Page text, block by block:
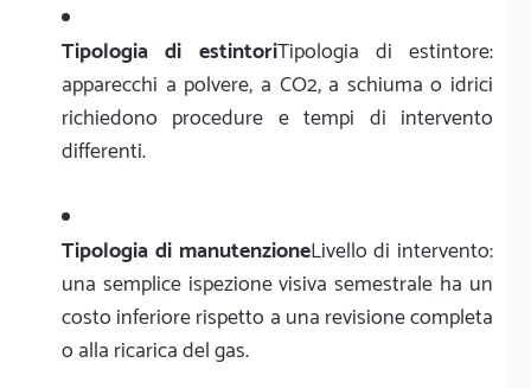
Tipologia di estintoriTipologia di estintore:
apparecchi a polvere, a CO2, a schiuma o idrici
richiedono procedure e tempi di intervento
differenti.
Tipologia di manutenzioneLivello di intervento:
una semplice ispezione visiva semestrale ha un
costo inferiore rispetto a una revisione completa
o alla ricarica del gas.